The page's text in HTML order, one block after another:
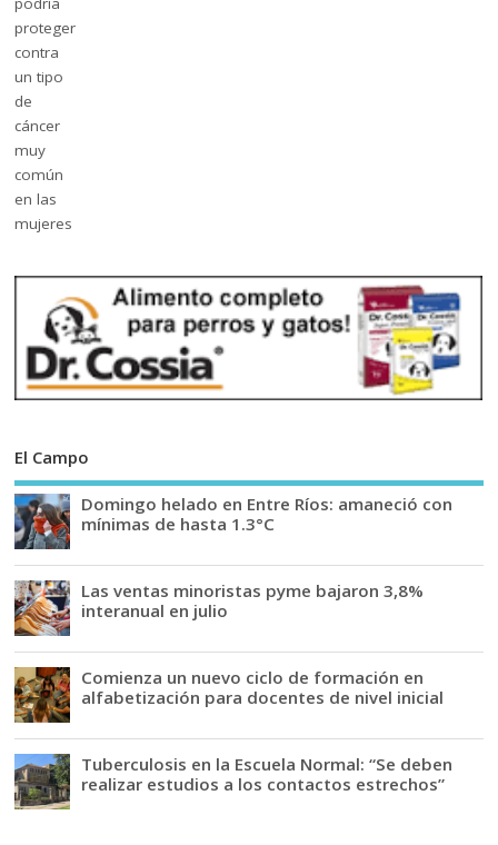
El Campo
Domingo helado en Entre Ríos: amaneció con
mínimas de hasta 1.3°C
Las ventas minoristas pyme bajaron 3,8%
interanual en julio
Comienza un nuevo ciclo de formación en
alfabetización para docentes de nivel inicial
Tuberculosis en la Escuela Normal: “Se deben
realizar estudios a los contactos estrechos”